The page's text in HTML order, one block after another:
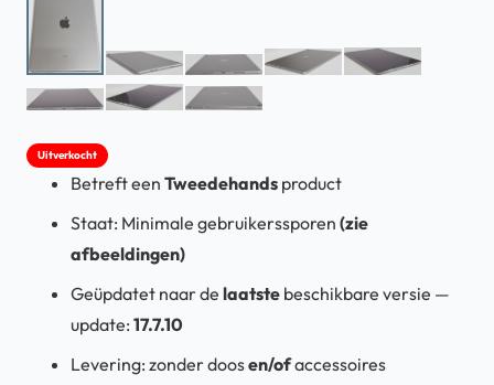
Uitverkocht
Betreft een Tweedehands product
Staat: Minimale gebruikerssporen (zie
afbeeldingen)
Geüpdatet naarde laatste beschikbare versie —
update: 17.7.10
Levering: zonder doosen/ofaccessoires